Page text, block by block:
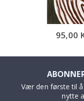
95,00
Vær den første til
nytte